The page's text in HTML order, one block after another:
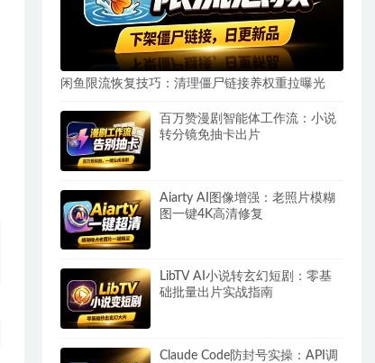
闲鱼限流恢复技巧：清理僵尸链接养权重拉曝光
百万赞漫剧智能体工作流：小说
转分镜免抽卡出片
Aiarty AI图像增强：老照片模糊
图一键4K高清修复
LibTV AI小说转玄幻短剧：零基
础批量出片实战指南
Claude Code防封号实操：API调